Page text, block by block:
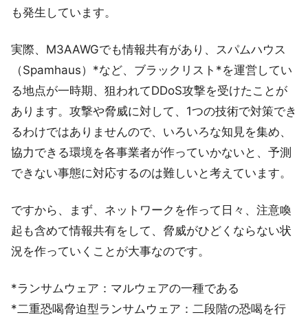
も発生しています。
実際、M3AAWGでも情報共有があり、スパムハウス
（Spamhaus）*など、ブラックリスト*を運営してい
る地点が一時期、狙われてDDoS攻撃を受けたことが
あります。攻撃や脅威に対して、1つの技術で対策でき
るわけではありませんので、いろいろな知見を集め、
協力できる環境を各事業者が作っていかないと、予測
できない事態に対応するのは難しいと考えています。
ですから、まず、ネットワークを作って日々、注意喚
起も含めて情報共有をして、脅威がひどくならない状
況を作っていくことが大事なのです。
*ランサムウェア：マルウェアの一種である
*二重恐喝脅迫型ランサムウェア：二段階の恐喝を行